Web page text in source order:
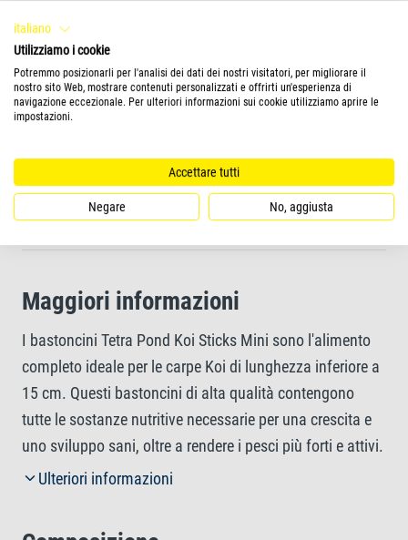
La miscela di nutrienti contribuisce a una maggiore
resilienza
La naturale brillantezza del colore viene esaltata dai
Acqua pulita e di qualità migliore grazie agli stick
altamente digeribili e di facile assunzione
Maggiori informazioni
I bastoncini Tetra Pond Koi Sticks Mini sono l'alimento
completo ideale per le carpe Koi di lunghezza inferiore a
15 cm. Questi bastoncini di alta qualità contengono
tutte le sostanze nutritive necessarie per una crescita e
uno sviluppo sani, oltre a rendere i pesci più forti e attivi.
I mini bastoncini facili da ingerire e altamente digeribili
Ulteriori informazioni
italiano
Utilizziamo i cookie
Potremmo posizionarli per l'analisi dei dati dei nostri visitatori, per migliorare il
nostro sito Web, mostrare contenuti personalizzati e offrirti un'esperienza di
navigazione eccezionale. Per ulteriori informazioni sui cookie utilizziamo aprire le
impostazioni.
Accettare tutti
Negare No, aggiusta